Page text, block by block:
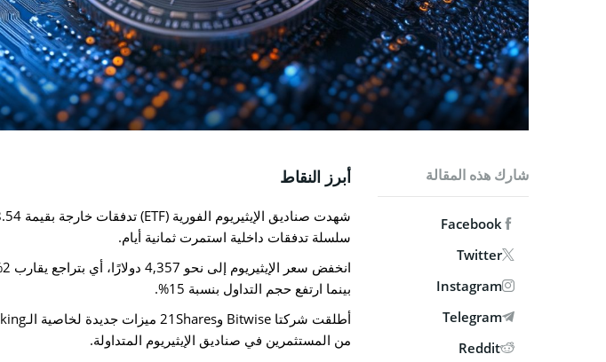
سعر Ethereum اليوم
سعر Solana اليوم
سعر XRP اليوم
محول العملات الرقمية
الاتصال بنا
الوظائف
السياسة التحريرية
سياسة الخصوصية
الشروط والأحكام
شارك هذه المقالة
Facebook
Twitter
Instagram
Telegram
Reddit
أبرز النقاط
سلسلة تدفقات داخلية استمرت ثمانية أيام.
بينما ارتفع حجم التداول بنسبة 15%.
من المستثمرين في صناديق الإيثيريوم المتداولة.